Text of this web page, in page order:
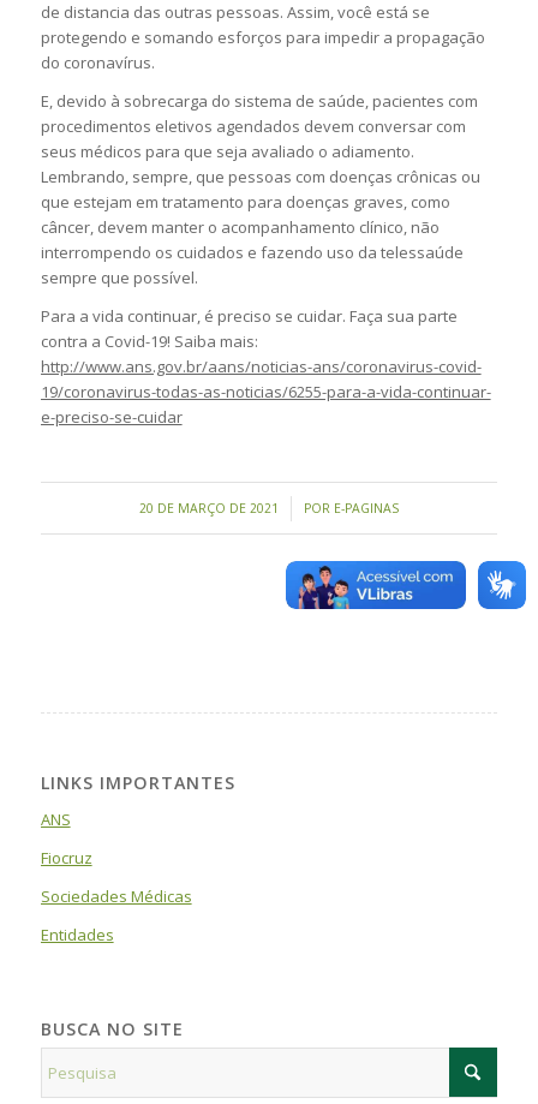
de distancia das outras pessoas. Assim, você está se
protegendo e somando esforços para impedir a propagação
do coronavírus.
E, devido à sobrecarga do sistema de saúde, pacientes com
procedimentos eletivos agendados devem conversar com
seus médicos para que seja avaliado o adiamento.
Lembrando, sempre, que pessoas com doenças crônicas ou
que estejam em tratamento para doenças graves, como
câncer, devem manter o acompanhamento clínico, não
interrompendo os cuidados e fazendo uso da telessaúde
sempre que possível.
Para a vida continuar, é preciso se cuidar. Faça sua parte
contra a Covid-19! Saiba mais:
http://www.ans.gov.br/aans/noticias-ans/coronavirus-covid-
19/coronavirus-todas-as-noticias/6255-para-a-vida-continuar-
e-preciso-se-cuidar
20 DE MARÇO DE 2021
/ POR E-PAGINAS
LINKS IMPORTANTES
ANS
Fiocruz
Sociedades Médicas
Entidades
BUSCA NO SITE